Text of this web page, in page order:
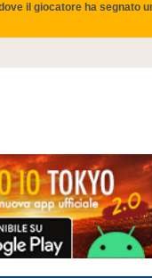
il giocatore ha segnato